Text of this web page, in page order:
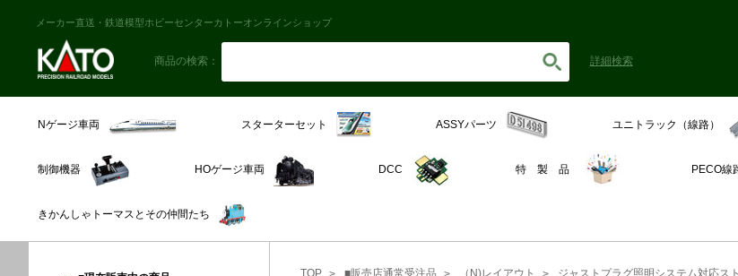
メーカー直送・鉄道模型ホビーセンターカトーオンラインショップ
商品の検索： 詳細検索
Nゲージ車両 スターターセット ASSYパーツ ユニトラック（線路）
制御機器 HOゲージ車両 DCC 特 製 品 PECO線
きかんしゃトーマスとその仲間たち
TOP ■販売店通常受注品 （N)レイアウト ジャストプラグ照明システム対応ス